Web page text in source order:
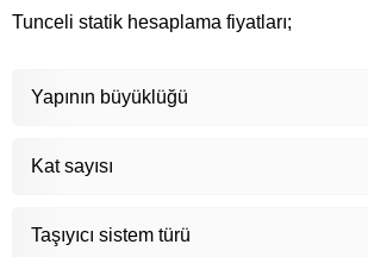
Tunceli statik hesaplama fiyatları;
Yapının büyüklüğü
Kat sayısı
Taşıyıcı sistem türü